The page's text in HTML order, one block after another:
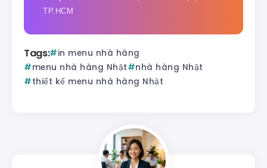
TP.HCM
Tags:
in menu nhà hàng
menu nhà hàng Nhật
nhà hàng Nhật
thiết kế menu nhà hàng Nhật